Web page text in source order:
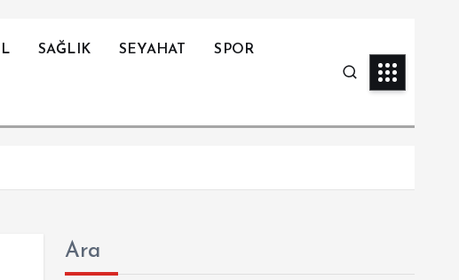
SAĞLIK SEYAHAT SPOR
Ara